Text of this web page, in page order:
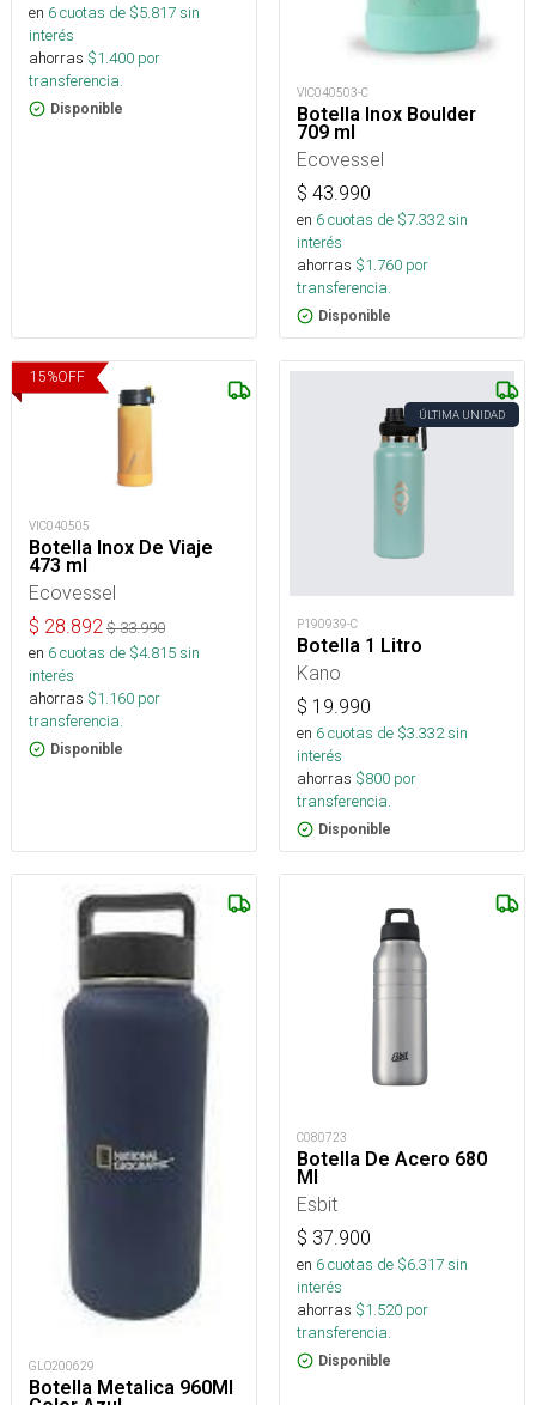
en 6cuotas de $5.817sin
interés
ahorras $1.400 por
transferencia.
Disponible
VIC040503-C
Botella Inox Boulder
709 ml
Ecovessel
$ 43.990
en 6cuotas de $7.332sin
interés
ahorras $1.760 por
transferencia.
Disponible
15%OFF
VIC040505
Botella Inox De Viaje
473 ml
Ecovessel
$ 28.892 $33.990
en 6cuotas de $4.815sin
interés
ahorras $1.160 por
transferencia.
Disponible
ÚLTIMA UNIDAD
P190939-C
Botella 1 Litro
Kano
$ 19.990
en 6cuotas de $3.332sin
interés
ahorras $800 por
transferencia.
Disponible
GLO200629
Botella Metalica 960Ml
C080723
Botella De Acero 680
Ml
Esbit
$ 37.900
en 6cuotas de $6.317sin
interés
ahorras $1.520 por
transferencia.
Disponible